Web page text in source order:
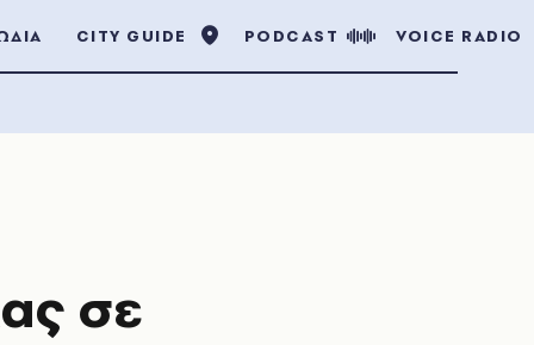
CITY GUIDE PODCAST VOICE RADIO
σε